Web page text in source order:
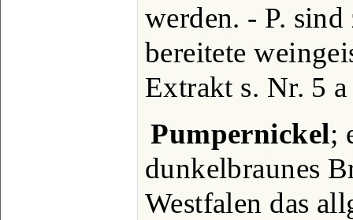
werden. - P.
bereitete
Extrakt s. Nr. 5
Pumpernickel;
dunkelbraunes
Westfalen das